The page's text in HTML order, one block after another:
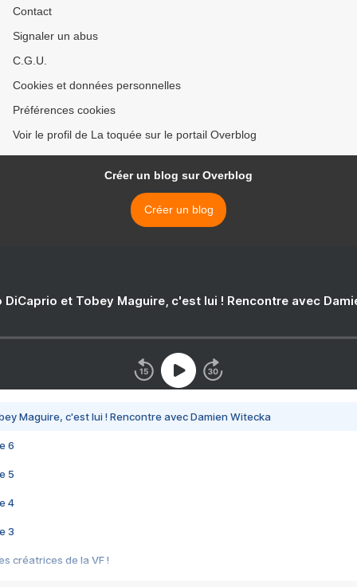
Contact
Signaler un abus
C.G.U.
Cookies et données personnelles
Préférences cookies
Voir le profil de La toquée sur le portail Overblog
Créer un blog sur Overblog
Créer un blog
DiCaprio et Tobey Maguire, c'est lui ! Rencontre avec
Maguire, c'est lui ! Rencontre avec Damien Witecka
6
5
4
3
créatrices de la VF !